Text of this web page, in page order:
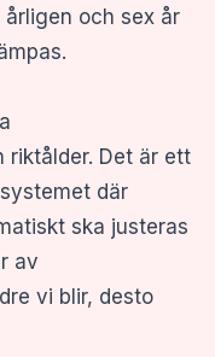
och sex år
riktålder. Det är ett
där
ska justeras
av
vi blir, desto